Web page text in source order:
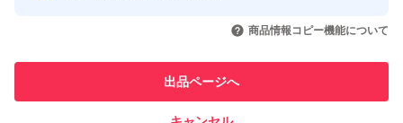
引を完了させた実績があります
での取引実績があります
商品情報コピー機能について
出品ページへ